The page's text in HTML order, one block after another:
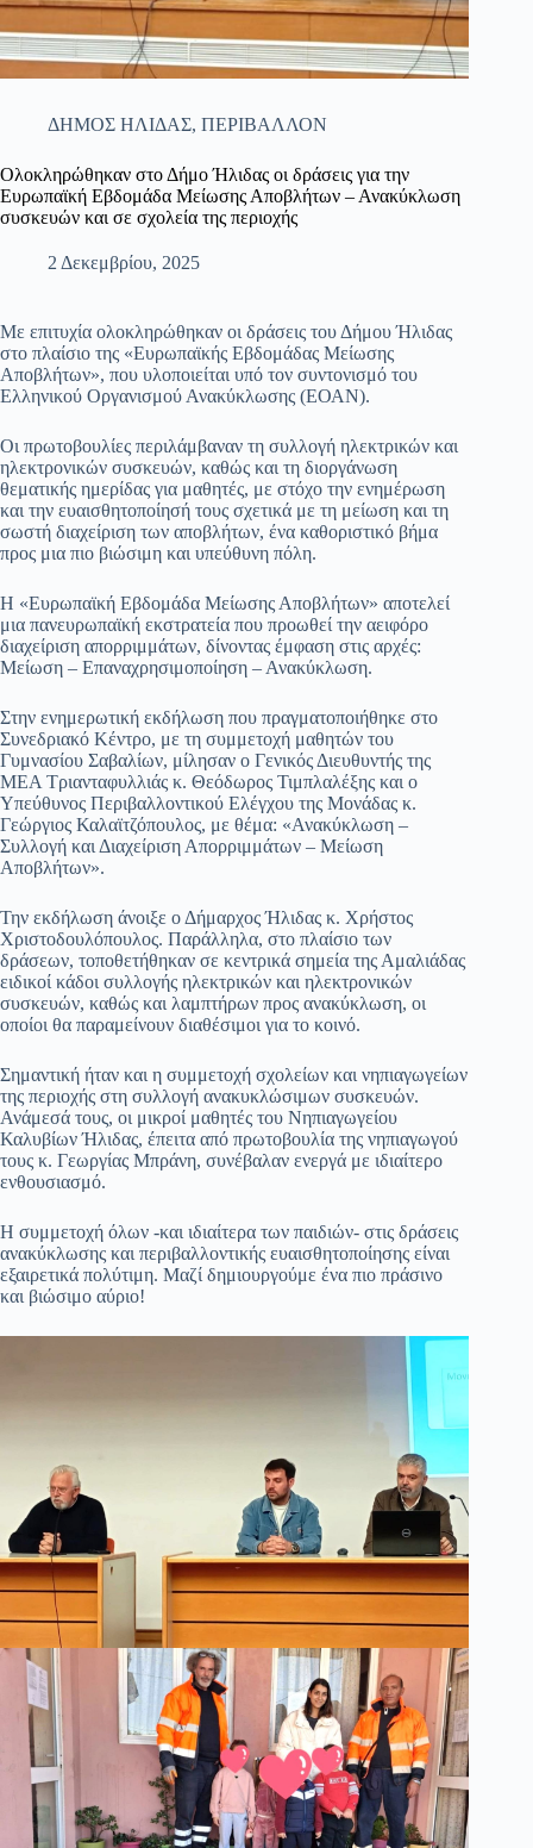
ΔΗΜΟΣ ΗΛΙΔΑΣ, ΠΕΡΙΒΑΛΛΟΝ
Ολοκληρώθηκαν στο Δήμο Ήλιδας οι δράσεις για την
Ευρωπαϊκή Εβδομάδα Μείωσης Αποβλήτων – Ανακύκλωση
συσκευών και σε σχολεία της περιοχής
2 Δεκεμβρίου, 2025
Με επιτυχία ολοκληρώθηκαν οι δράσεις του Δήμου Ήλιδας
στο πλαίσιο της «Ευρωπαϊκής Εβδομάδας Μείωσης
Αποβλήτων», που υλοποιείται υπό τον συντονισμό του
Ελληνικού Οργανισμού Ανακύκλωσης (ΕΟΑΝ).
Οι πρωτοβουλίες περιλάμβαναν τη συλλογή ηλεκτρικών και
ηλεκτρονικών συσκευών, καθώς και τη διοργάνωση
θεματικής ημερίδας για μαθητές, με στόχο την ενημέρωση
και την ευαισθητοποίησή τους σχετικά με τη μείωση και τη
σωστή διαχείριση των αποβλήτων, ένα καθοριστικό βήμα
προς μια πιο βιώσιμη και υπεύθυνη πόλη.
Η «Ευρωπαϊκή Εβδομάδα Μείωσης Αποβλήτων» αποτελεί
μια πανευρωπαϊκή εκστρατεία που προωθεί την αειφόρο
διαχείριση απορριμμάτων, δίνοντας έμφαση στις αρχές:
Μείωση – Επαναχρησιμοποίηση – Ανακύκλωση.
Στην ενημερωτική εκδήλωση που πραγματοποιήθηκε στο
Συνεδριακό Κέντρο, με τη συμμετοχή μαθητών του
Γυμνασίου Σαβαλίων, μίλησαν ο Γενικός Διευθυντής της
ΜΕΑ Τριανταφυλλιάς κ. Θεόδωρος Τιμπλαλέξης και ο
Υπεύθυνος Περιβαλλοντικού Ελέγχου της Μονάδας κ.
Γεώργιος Καλαϊτζόπουλος, με θέμα: «Ανακύκλωση –
Συλλογή και Διαχείριση Απορριμμάτων – Μείωση
Αποβλήτων».
Την εκδήλωση άνοιξε ο Δήμαρχος Ήλιδας κ. Χρήστος
Χριστοδουλόπουλος. Παράλληλα, στο πλαίσιο των
δράσεων, τοποθετήθηκαν σε κεντρικά σημεία της Αμαλιάδας
ειδικοί κάδοι συλλογής ηλεκτρικών και ηλεκτρονικών
συσκευών, καθώς και λαμπτήρων προς ανακύκλωση, οι
οποίοι θα παραμείνουν διαθέσιμοι για το κοινό.
Σημαντική ήταν και η συμμετοχή σχολείων και νηπιαγωγείων
της περιοχής στη συλλογή ανακυκλώσιμων συσκευών.
Ανάμεσά τους, οι μικροί μαθητές του Νηπιαγωγείου
Καλυβίων Ήλιδας, έπειτα από πρωτοβουλία της νηπιαγωγού
τους κ. Γεωργίας Μπράνη, συνέβαλαν ενεργά με ιδιαίτερο
ενθουσιασμό.
Η συμμετοχή όλων -και ιδιαίτερα των παιδιών- στις δράσεις
ανακύκλωσης και περιβαλλοντικής ευαισθητοποίησης είναι
εξαιρετικά πολύτιμη. Μαζί δημιουργούμε ένα πιο πράσινο
και βιώσιμο αύριο!